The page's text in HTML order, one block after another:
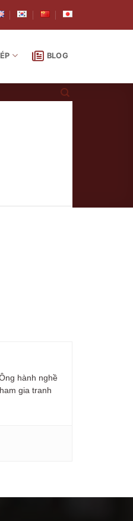
BLOG
hành nghề
gia tranh